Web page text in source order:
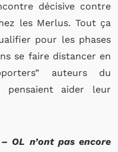
décisive contre
les Merlus. Tout ça
pour les phases
se faire distancer en
auteurs du
pensaient aider leur
OL n’ont pas encore